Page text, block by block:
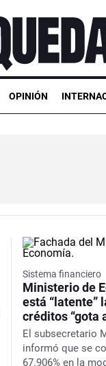
OPINIÓN
Sistema financiero
Ministerio de
está “latente”
créditos “gota
El subsecretario
informó que se
67.906% en la